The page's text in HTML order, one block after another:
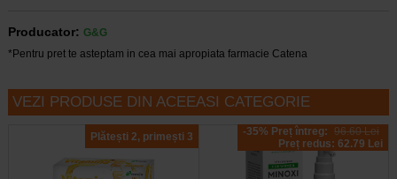
Producator: G&G
*Pentru pret te asteptam in cea mai apropiata farmacie Catena
VEZI PRODUSE DIN ACEEASI CATEGORIE
Plătești 2, primești 3 -35% Preț întreg: 96.60 Lei
Preț redus: 62.79 Lei